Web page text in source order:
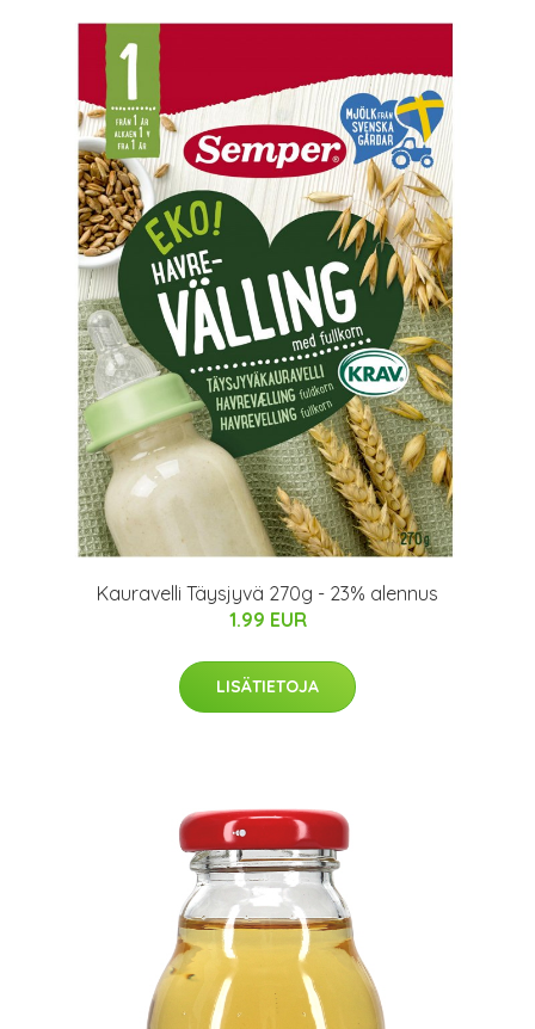
Kauravelli Täysjyvä 270g - 23% alennus
1.99 EUR
LISÄTIETOJA